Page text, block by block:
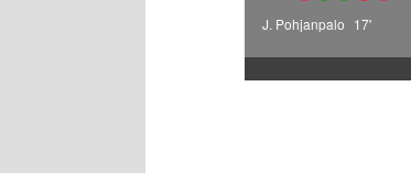
J. Pohjanpalo 17'